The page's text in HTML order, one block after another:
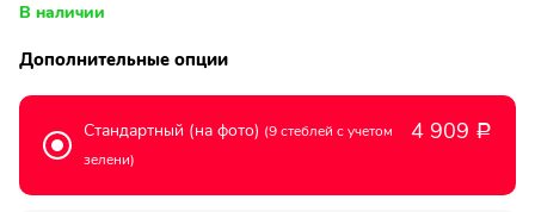
aYlNlfdX
555
В наличии
Дополнительные опции
Стандартный (на фото) (9 стеблей с учетом
зелени)
4 909 Р